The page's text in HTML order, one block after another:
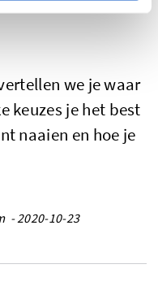
we je waar
keuzes je het best
naaien en hoe je
- 2020-10-23